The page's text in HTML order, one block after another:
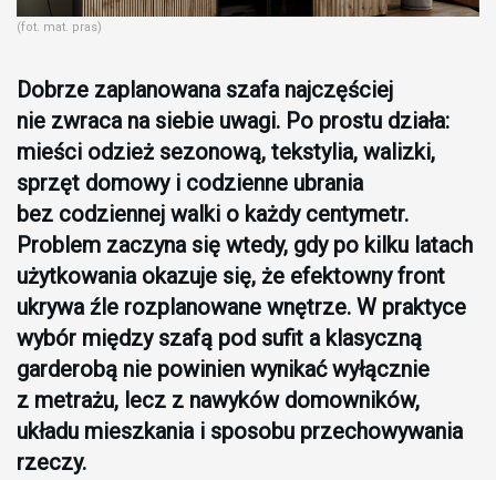
(fot. mat. pras)
Dobrze zaplanowana szafa najczęściej
nie zwraca na siebie uwagi. Po prostu działa:
mieści odzież sezonową, tekstylia, walizki,
sprzęt domowy i codzienne ubrania
bez codziennej walki o każdy centymetr.
Problem zaczyna się wtedy, gdy po kilku latach
użytkowania okazuje się, że efektowny front
ukrywa źle rozplanowane wnętrze. W praktyce
wybór między szafą pod sufit a klasyczną
garderobą nie powinien wynikać wyłącznie
z metrażu, lecz z nawyków domowników,
układu mieszkania i sposobu przechowywania
rzeczy.